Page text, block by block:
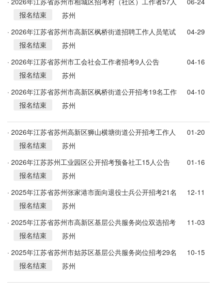
公告报名结束
苏州
· 2026年江苏省苏州市高新区枫桥街道招聘工作人员笔试
公告
04-29
报名结束
苏州
· 2026年江苏省苏州市工会社会工作者招考9人公告
04-16
报名结束
苏州
· 2026年江苏省苏州市高新区枫桥街道公开招考19名工作
人员简章
04-10
报名结束
苏州
· 2026年江苏省苏州高新区狮山横塘街道公开招考工作人
员简章
01-20
报名结束
苏州
· 2026年江苏苏州工业园区公开招考预备社工15人公告
01-16
报名结束
苏州
· 2025年江苏省苏州张家港市面向退役士兵公开招考21名
村（社区）工作人员公告
12-11
报名结束
苏州
· 2025年江苏省苏州市高新区基层公共服务岗位双选招考
15名高校毕业生公告
11-03
报名结束
苏州
· 2025年江苏省苏州市姑苏区基层公共服务岗位招考29名
高校毕业生公告
10-15
报名结束
苏州